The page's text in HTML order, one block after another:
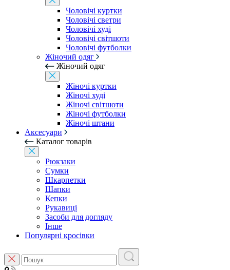
Чоловічі куртки
Чоловічі светри
Чоловічі худі
Чоловічі світшоти
Чоловічі футболки
Жіночий одяг
Жіночий одяг
Жіночі куртки
Жіночі худі
Жіночі світшоти
Жіночі футболки
Жіночі штани
Аксесуари
Каталог товарів
Рюкзаки
Сумки
Шкарпетки
Шапки
Кепки
Рукавиці
Засоби для догляду
Інше
Популярні кросівки